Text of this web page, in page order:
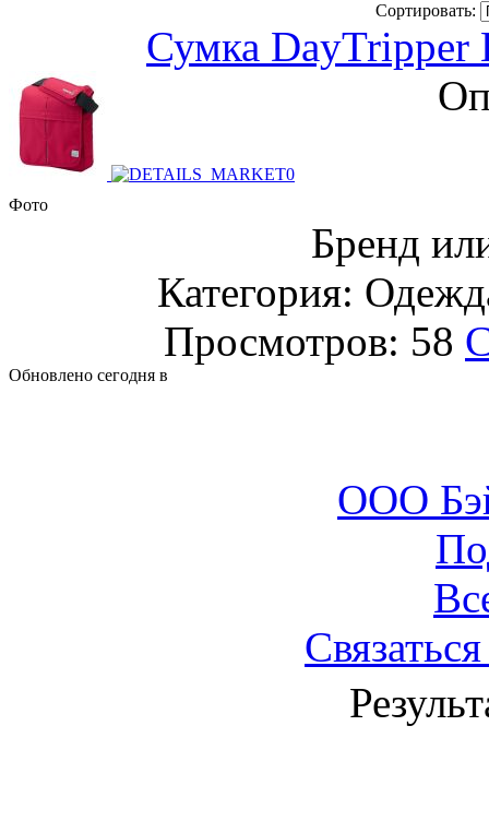
Сортировать:
Сумка DayTripper
Фото
Бренд
Категория:
Просмотров: 58
Обновлено сегодня в
ООО